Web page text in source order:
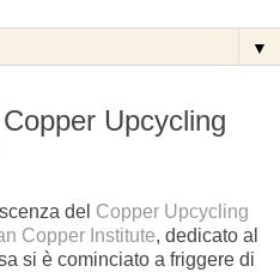
▼
Upcycling
del Copper Upcycling
Copper Institute, dedicato al
si è cominciato a friggere di